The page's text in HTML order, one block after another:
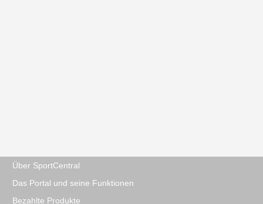
Über SportCentral
Das Portal und seine Funktionen
Bezahlte Produkte